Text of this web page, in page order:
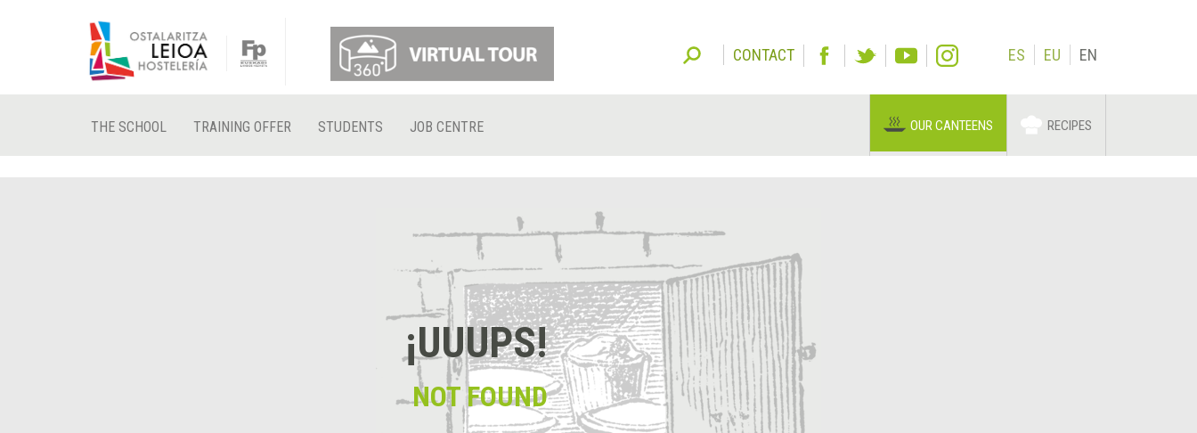
CONTACT ES EU EN
THE SCHOOL TRAINING OFFER STUDENTS JOB CENTRE OUR CANTEENS RECIPES
¡UUUPS!
NOT FOUND